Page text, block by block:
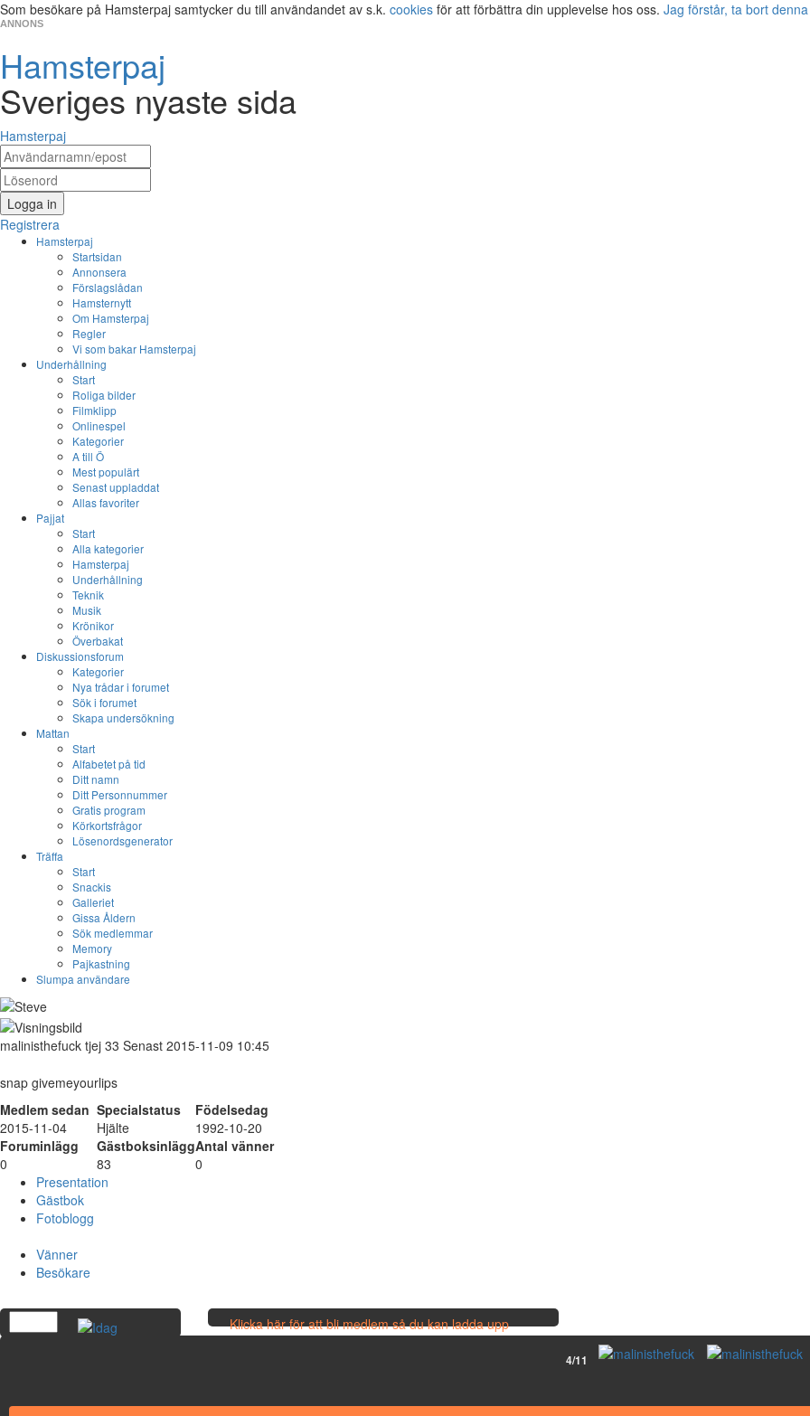
Som besökare på Hamsterpaj samtycker du till användandet av s.k. cookies för att förbättra din upplevelse hos oss. Jag förstår, ta bort
ANNONS
Hamsterpaj
Sveriges nyaste sida
Hamsterpaj
Logga in
Registrera
Hamsterpaj
Startsidan
Annonsera
Förslagslådan
Hamsternytt
Om Hamsterpaj
Regler
Vi som bakar Hamsterpaj
Underhållning
Start
Roliga bilder
Filmklipp
Onlinespel
Kategorier
A till Ö
Mest populärt
Senast uppladdat
Allas favoriter
Pajjat
Start
Alla kategorier
Hamsterpaj
Underhållning
Teknik
Musik
Krönikor
Överbakat
Diskussionsforum
Kategorier
Nya trådar i forumet
Sök i forumet
Skapa undersökning
Mattan
Start
Alfabetet på tid
Ditt namn
Ditt Personnummer
Gratis program
Körkortsfrågor
Lösenordsgenerator
Träffa
Start
Snackis
Galleriet
Gissa Åldern
Sök medlemmar
Memory
Pajkastning
Slumpa användare
malinisthefuck tjej 33 Senast 2015-11-09 10:45
snap givemeyourlips
Medlem sedan Specialstatus
Födelsedag
2015-11-04
Hjälte
1992-10-20
Foruminlägg
GästboksinläggAntal vänner
0
83
0
Presentation
Gästbok
Fotoblogg
Vänner
Besökare
Klicka här för att bli medlem så du kan ladda upp
egna bilder!
4/11